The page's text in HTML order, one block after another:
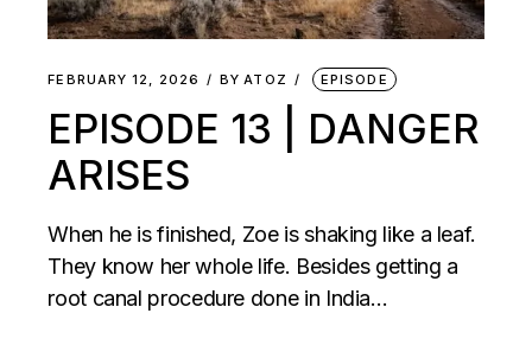
FEBRUARY 12, 2026 BY ATOZ EPISODE
EPISODE 13 | DANGER
ARISES
When he is finished, Zoe is shaking like a leaf.
They know her whole life. Besides getting a
root canal procedure done in India…